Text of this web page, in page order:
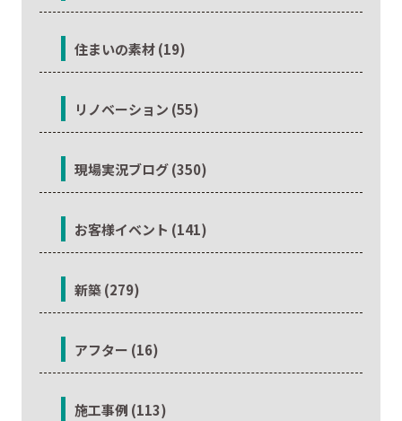
住まいの素材 (19)
リノベーション (55)
現場実況ブログ (350)
お客様イベント (141)
新築 (279)
アフター (16)
施工事例 (113)